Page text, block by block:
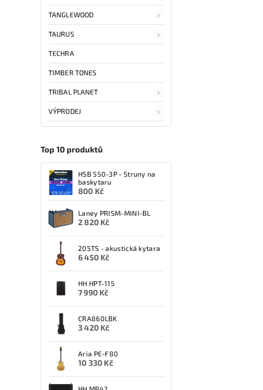
TANGLEWOOD
TAURUS
TECHRA
TIMBER TONES
TRIBAL PLANET
VÝPRODEJ
Top 10 produktů
HSB 550-3P - Struny na
baskytaru
800 Kč
Laney PRISM-MINI-BL
2 820 Kč
205TS - akustická kytara
6 450 Kč
HH HPT-115
7 990 Kč
CRA860LBK
3 420 Kč
Aria PE-F80
10 330 Kč